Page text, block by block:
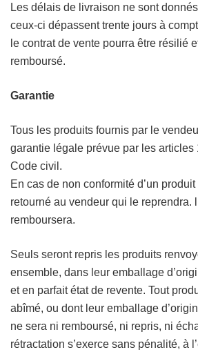
Les délais de livraison ne sont
ceux-ci dépassent trente jours à
le contrat de vente pourra être résilié
remboursé.
Garantie
Tous les produits fournis par le
garantie légale prévue par les articles
Code civil.
En cas de non conformité d’un
retourné au vendeur qui le reprendra.
remboursera.
Seuls seront repris les produits
ensemble, dans leur emballage
et en parfait état de revente. Tout
abîmé, ou dont leur emballage
ne sera ni remboursé, ni repris, ni
rétractation s’exerce sans pénalité, à